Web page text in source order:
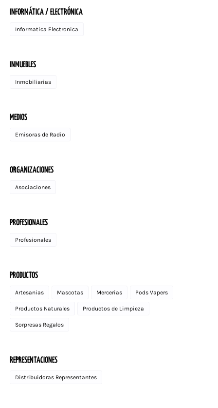
INFORMÁTICA / ELECTRÓNICA
Informatica Electronica
INMUEBLES
Inmobiliarias
MEDIOS
Emisoras de Radio
ORGANIZACIONES
Asociaciones
PROFESIONALES
Profesionales
PRODUCTOS
Artesanias Mascotas Mercerias Pods Vapers
Productos Naturales Productos de Limpieza
Sorpresas Regalos
REPRESENTACIONES
Distribuidoras Representantes